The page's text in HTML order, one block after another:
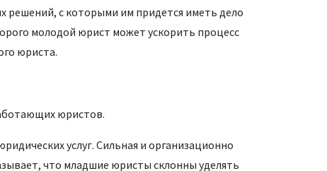
решений, с которыми им придется иметь дело
молодой юрист может ускорить процесс
юриста.
юристов.
услуг. Сильная и организационно
что младшие юристы склонны уделять